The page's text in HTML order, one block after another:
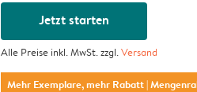
Jetzt starten
Alle Preise inkl. MwSt. zzgl.Versand
Mehr Exemplare, mehr Rabatt|